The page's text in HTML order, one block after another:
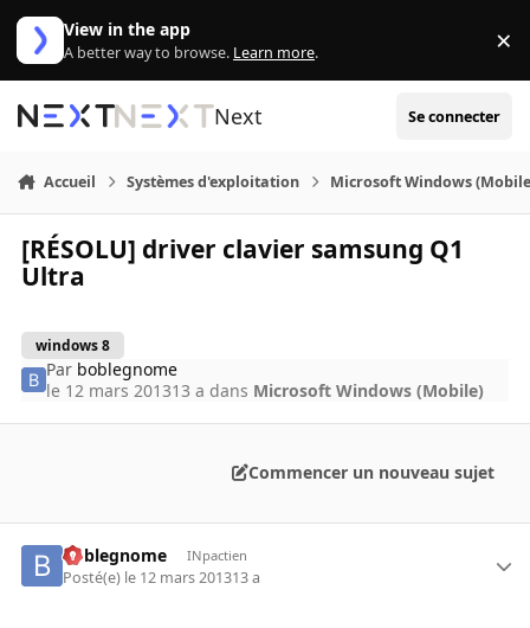
Aller au contenu
View in the app
A better way to browse. Learn more. ×
Next Se connecter
Accueil Systèmes d'exploitation Microsoft Windows
[RÉSOLU] driver clavier samsung Q1
Ultra
windows 8
Par boblegnome
le 12 mars 201313 a dans Microsoft Windows (Mobile)
Commencer un nouveau sujet
boblegnome INpactien
Posté(e) le 12 mars 201313 a